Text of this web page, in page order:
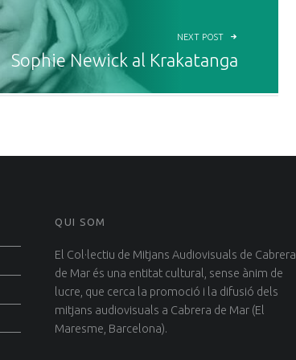
NEXT POST
Sophie Newick al Krakatanga
QUI SOM
El Col·lectiu de Mitjans Audiovisuals de Cabrera
de Mar és una entitat cultural, sense ànim de
lucre, que cerca la promoció i la difusió dels
mitjans audiovisuals a Cabrera de Mar (El
Maresme, Barcelona).